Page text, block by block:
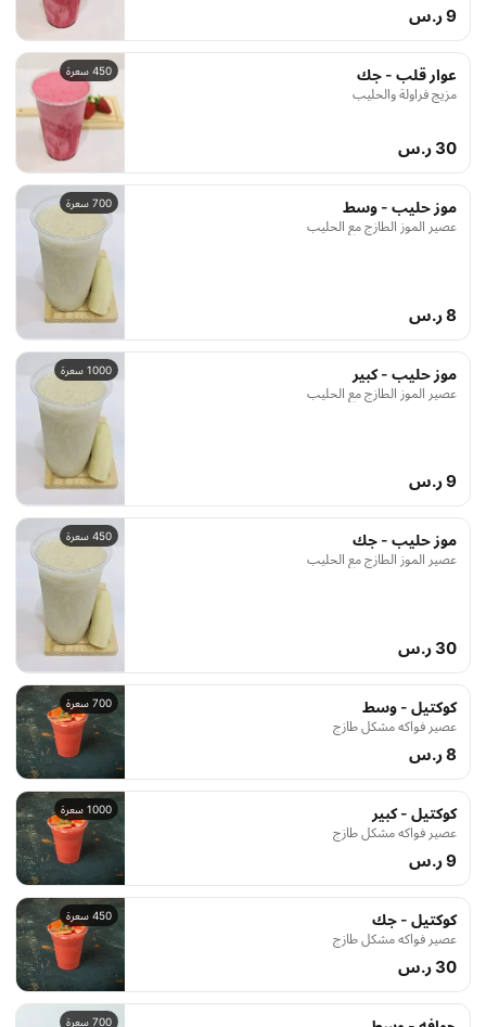
9 ر.س
450 سعرة عوار قلب - جك
مزيج فراولة والحليب
30 ر.س
700 سعرة موز حليب - وسط
عصير الموز الطازج مع الحليب
8 ر.س
1000 سعرة موز حليب - كبير
عصير الموز الطازج مع الحليب
9 ر.س
450 سعرة موز حليب - جك
عصير الموز الطازج مع الحليب
30 ر.س
700 سعرة كوكتيل - وسط
عصير فواكه مشكل طازج
8 ر.س
1000 سعرة كوكتيل - كبير
عصير فواكه مشكل طازج
9 ر.س
450 سعرة كوكتيل - جك
عصير فواكه مشكل طازج
30 ر.س
700 سعرة